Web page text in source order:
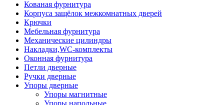
Кованая фурнитура
Корпуса защёлок межкомнатных дверей
Крючки
Мебельная фурнитура
Механические цилиндры
Накладки,WC-комплекты
Оконная фурнитура
Петли дверные
Ручки дверные
Упоры дверные
Упоры магнитные
Упоры напольные